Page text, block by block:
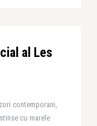
al Les
contemporani,
cu marele